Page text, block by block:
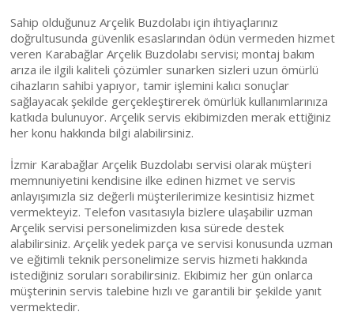
Sahip olduğunuz Arçelik Buzdolabı için ihtiyaçlarınız
doğrultusunda güvenlik esaslarından ödün vermeden hizmet
veren Karabağlar Arçelik Buzdolabı servisi; montaj bakım
arıza ile ilgili kaliteli çözümler sunarken sizleri uzun ömürlü
cihazların sahibi yapıyor, tamir işlemini kalıcı sonuçlar
sağlayacak şekilde gerçekleştirerek ömürlük kullanımlarınıza
katkıda bulunuyor. Arçelik servis ekibimizden merak ettiğiniz
her konu hakkında bilgi alabilirsiniz.
İzmir Karabağlar Arçelik Buzdolabı servisi olarak müşteri
memnuniyetini kendisine ilke edinen hizmet ve servis
anlayışımızla siz değerli müşterilerimize kesintisiz hizmet
vermekteyiz. Telefon vasıtasıyla bizlere ulaşabilir uzman
Arçelik servisi personelimizden kısa sürede destek
alabilirsiniz. Arçelik yedek parça ve servisi konusunda uzman
ve eğitimli teknik personelimize servis hizmeti hakkında
istediğiniz soruları sorabilirsiniz. Ekibimiz her gün onlarca
müşterinin servis talebine hızlı ve garantili bir şekilde yanıt
vermektedir.